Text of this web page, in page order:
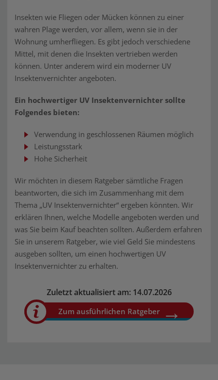
Insekten wie Fliegen oder Mücken können zu einer
wahren Plage werden, vor allem, wenn sie in der
Wohnung umherfliegen. Es gibt jedoch verschiedene
Mittel, mit denen die Insekten vertrieben werden
können. Unter anderem wird ein moderner UV
Insektenvernichter angeboten.
Ein hochwertiger UV Insektenvernichter sollte
Folgendes bieten:
Verwendung in geschlossenen Räumen möglich
Leistungsstark
Hohe Sicherheit
Wir möchten in diesem Ratgeber sämtliche Fragen
beantworten, die sich im Zusammenhang mit dem
Thema „UV Insektenvernichter“ ergeben könnten. Wir
erklären Ihnen, welche Modelle angeboten werden und
was Sie beim Kauf beachten sollten. Außerdem erfahren
Sie in unserem Ratgeber, wie viel Geld Sie mindestens
ausgeben sollten, um einen hochwertigen UV
Insektenvernichter zu erhalten.
Zuletzt aktualisiert am: 14.07.2026
Zum ausführlichen Ratgeber